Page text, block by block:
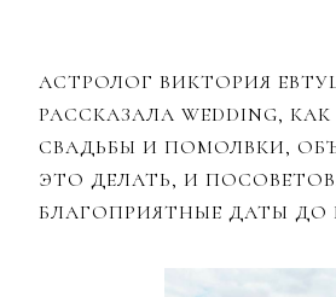
АСТРОЛОГ ВИКТОРИЯ
РАССКАЗАЛА WEDDING,
СВАДЬБЫ И ПОМОЛВКИ,
ЭТО ДЕЛАТЬ, И
БЛАГОПРИЯТНЫЕ ДАТЫ ДО